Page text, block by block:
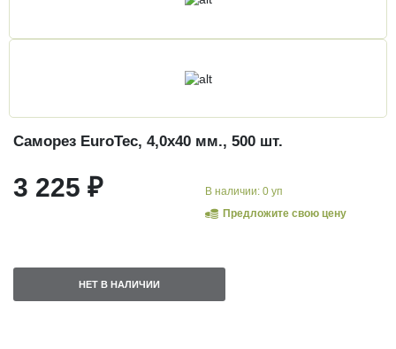
Саморез EuroTec, 4,0х40 мм., 500 шт.
3 225 ₽
В наличии: 0 уп
Предложите свою цену
НЕТ В НАЛИЧИИ